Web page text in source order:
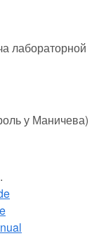
лабораторной
у Маничева)